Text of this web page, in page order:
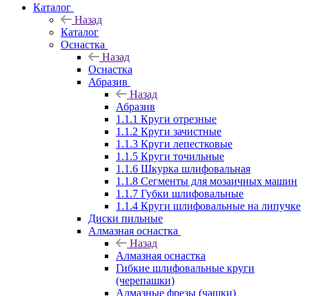
Каталог
Назад
Каталог
Оснастка
Назад
Оснастка
Абразив
Назад
Абразив
1.1.1 Круги отрезные
1.1.2 Круги зачистные
1.1.3 Круги лепестковые
1.1.5 Круги точильные
1.1.6 Шкурка шлифовальная
1.1.8 Сегменты для мозаичных машин
1.1.7 Губки шлифовальные
1.1.4 Круги шлифовальные на липучке
Диски пильные
Алмазная оснастка
Назад
Алмазная оснастка
Гибкие шлифовальные круги
(черепашки)
Алмазные фрезы (чашки)